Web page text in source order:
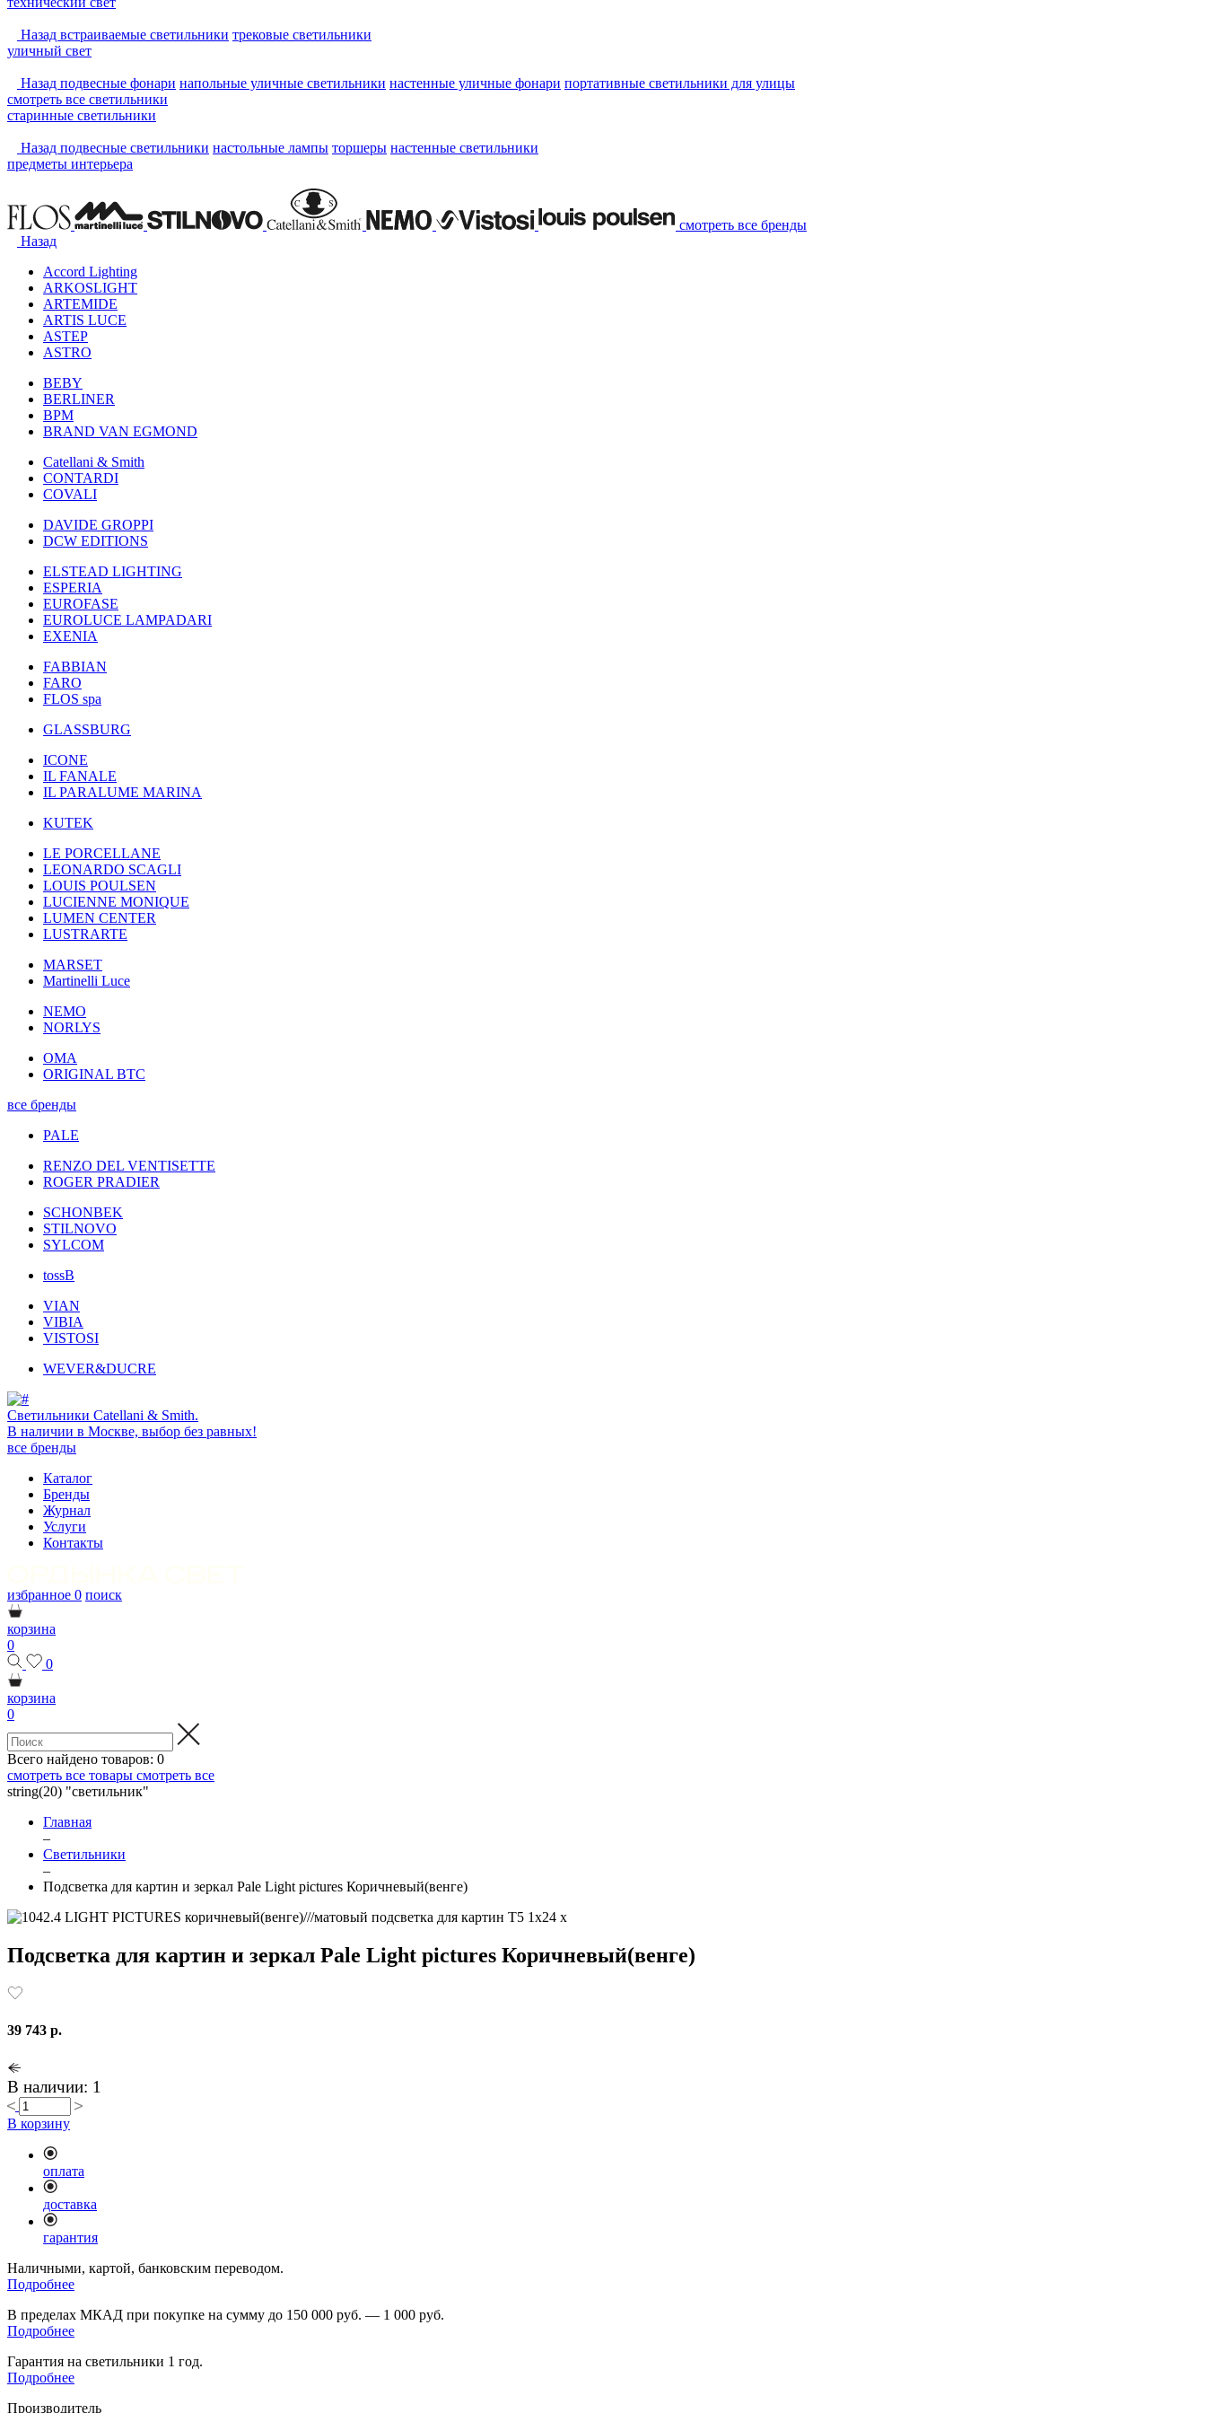
Назад встраиваемые светильники трековые светильники
уличный свет
Назад подвесные фонари напольные уличные светильники настенные уличные фонари портативные светильники для улицы
смотреть все светильники
старинные светильники
Назад подвесные светильники настольные лампы торшеры настенные светильники
предметы интерьера
смотреть все бренды
Назад
Accord Lighting
ARKOSLIGHT
ARTEMIDE
ARTIS LUCE
ASTEP
ASTRO
BEBY
BERLINER
BPM
BRAND VAN EGMOND
Catellani & Smith
CONTARDI
COVALI
DAVIDE GROPPI
DCW EDITIONS
ELSTEAD LIGHTING
ESPERIA
EUROFASE
EUROLUCE LAMPADARI
EXENIA
FABBIAN
FARO
FLOS spa
GLASSBURG
ICONE
IL FANALE
IL PARALUME MARINA
KUTEK
LE PORCELLANE
LEONARDO SCAGLI
LOUIS POULSEN
LUCIENNE MONIQUE
LUMEN CENTER
LUSTRARTE
MARSET
Martinelli Luce
NEMO
NORLYS
OMA
ORIGINAL BTC
все бренды
PALE
RENZO DEL VENTISETTE
ROGER PRADIER
SCHONBEK
STILNOVO
SYLCOM
tossB
VIAN
VIBIA
VISTOSI
WEVER&DUCRE
Светильники Catellani & Smith.
В наличии в Москве, выбор без равных!
все бренды
Каталог
Бренды
Журнал
Услуги
Контакты
избранное 0 поиск
корзина
0
0
корзина
0
Всего найдено товаров: 0
смотреть все товары смотреть все
string(20) "светильник"
Главная
–
Светильники
–
Подсветка для картин и зеркал Pale Light pictures Коричневый(венге)
Подсветка для картин и зеркал Pale Light pictures Коричневый(венге)
39 743 р.
В наличии: 1
В корзину
оплата
доставка
гарантия
Наличными, картой, банковским переводом.
Подробнее
В пределах МКАД при покупке на сумму до 150 000 руб. — 1 000 руб.
Подробнее
Гарантия на светильники 1 год.
Подробнее
Производитель